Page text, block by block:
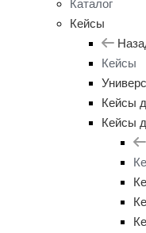
Каталог
Кейсы
Кейсы
Кейсы
Кейсы